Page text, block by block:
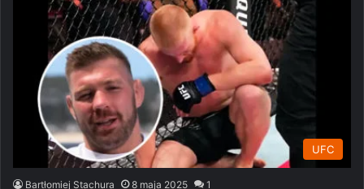
UFC
Bartłomiej Stachura 8 maja 2025 1